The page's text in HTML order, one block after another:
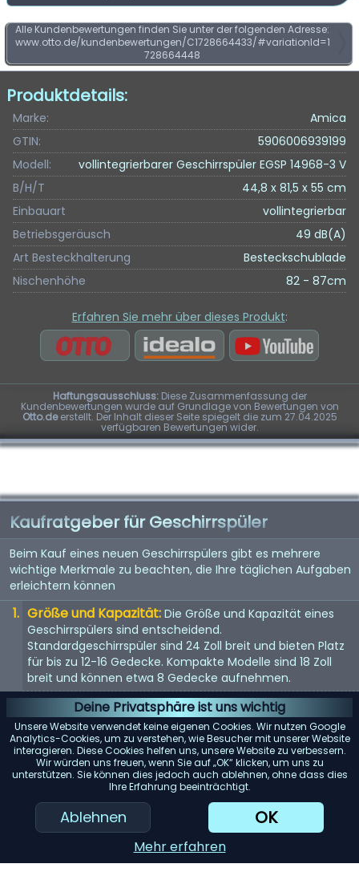
Deine Privatsphäre ist uns wichtig
Unsere Website verwendet keine eigenen Cookies. Wir nutzen Google
Analytics-Cookies, um zu verstehen, wie Besucher mit unserer Website
interagieren. Diese Cookies helfen uns, unsere Website zu verbessern.
Wir würden uns freuen, wenn Sie auf „OK“ klicken, um uns zu
unterstützen. Sie können dies jedoch auch ablehnen, ohne dass dies
Ihre Erfahrung beeinträchtigt.
Ablehnen OK
Mehr erfahren
Alle Kundenbewertungen finden Sie unter der folgenden Adresse:
www.otto.de/kundenbewertungen/C1728664433/#variationId=1
728664448
Produktdetails:
Marke:
Amica
GTIN:
5906006939199
Modell:
vollintegrierbarer Geschirrspüler EGSP 14968-3 V
B/H/T
44,8 x 81,5 x 55 cm
Einbauart
vollintegrierbar
Betriebsgeräusch
49 dB(A)
Art Besteckhalterung
Besteckschublade
Nischenhöhe
82 - 87cm
Erfahren Sie mehr über dieses Produkt:
Haftungsausschluss:Diese Zusammenfassung der
Kundenbewertungen wurde auf Grundlage von Bewertungen von
Otto.deerstellt. Der Inhalt dieser Seite spiegelt die zum 27.04.2025
verfügbaren Bewertungen wider.
Kaufratgeber für Geschirrspüler
Beim Kauf eines neuen Geschirrspülers gibt es mehrere
wichtige Merkmale zu beachten, die Ihre täglichen Aufgaben
erleichtern können
Größe und Kapazität: Die Größe und Kapazität eines
Geschirrspülers sind entscheidend.
Standardgeschirrspüler sind 24 Zoll breit und bieten Platz
für bis zu 12-16 Gedecke. Kompakte Modelle sind 18 Zoll
breit und können etwa 8 Gedecke aufnehmen.
Energieeffizienz: Achten Sie auf Geschirrspüler mit einer
Energy Star-Bewertung. Diese Modelle verbrauchen
weniger Wasser und Strom, was Ihnen langfristig Geld
spart.
Geräuschpegel: Geschirrspüler können laut sein. Wenn
Lärm ein Problem darstellt, suchen Sie nach Modellen mit
einem Dezibelwert von 45 oder darunter.
Reinigungsleistung:
Achten Sie auf Geschirrspüler mit
mehreren Spülzyklen und Optionen. Modelle mit einem